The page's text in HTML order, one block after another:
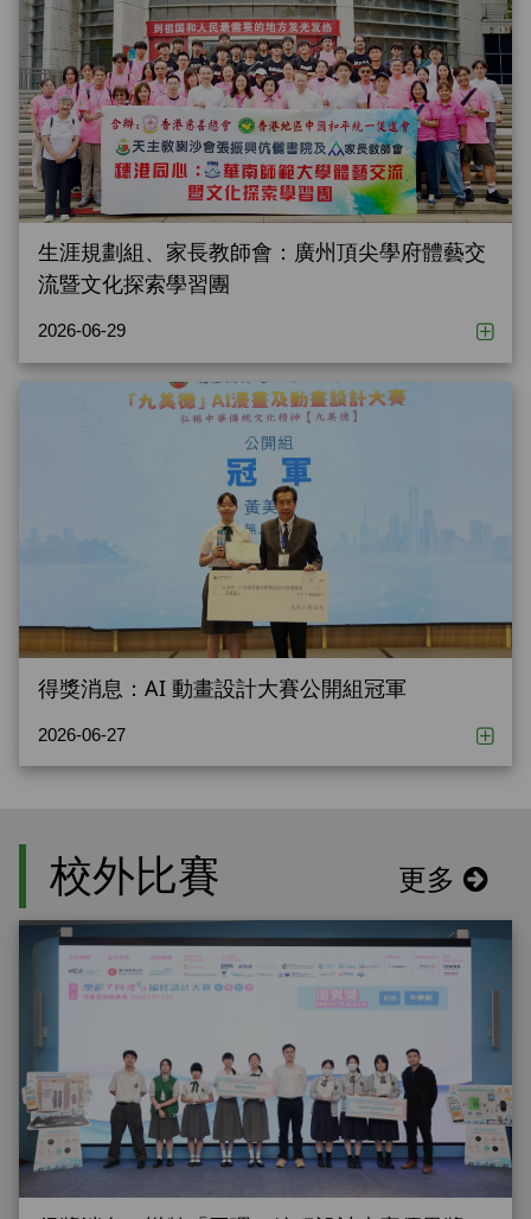
生涯規劃組、家長教師會：廣州頂尖學府體藝交
流暨文化探索學習團
2026-06-29
得獎消息：AI 動畫設計大賽公開組冠軍
2026-06-27
校外比賽 更多